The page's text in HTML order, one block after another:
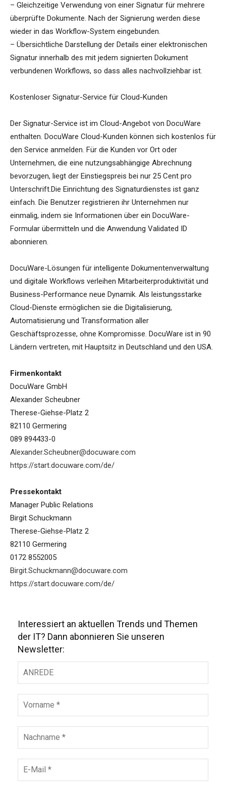
– Gleichzeitige Verwendung von einer Signatur für mehrere
überprüfte Dokumente. Nach der Signierung werden diese
wieder in das Workflow-System eingebunden.
– Übersichtliche Darstellung der Details einer elektronischen
Signatur innerhalb des mit jedem signierten Dokument
verbundenen Workflows, so dass alles nachvollziehbar ist.
Kostenloser Signatur-Service für Cloud-Kunden
Der Signatur-Service ist im Cloud-Angebot von DocuWare
enthalten. DocuWare Cloud-Kunden können sich kostenlos für
den Service anmelden. Für die Kunden vor Ort oder
Unternehmen, die eine nutzungsabhängige Abrechnung
bevorzugen, liegt der Einstiegspreis bei nur 25 Cent pro
Unterschrift.Die Einrichtung des Signaturdienstes ist ganz
einfach. Die Benutzer registrieren ihr Unternehmen nur
einmalig, indem sie Informationen über ein DocuWare-
Formular übermitteln und die Anwendung Validated ID
abonnieren.
DocuWare-Lösungen für intelligente Dokumentenverwaltung
und digitale Workflows verleihen Mitarbeiterproduktivität und
Business-Performance neue Dynamik. Als leistungsstarke
Cloud-Dienste ermöglichen sie die Digitalisierung,
Automatisierung und Transformation aller
Geschäftsprozesse, ohne Kompromisse. DocuWare ist in 90
Ländern vertreten, mit Hauptsitz in Deutschland und den USA.
Firmenkontakt
DocuWare GmbH
Alexander Scheubner
Therese-Giehse-Platz 2
82110 Germering
089 894433-0
Alexander.Scheubner@docuware.com
https://start.docuware.com/de/
Pressekontakt
Manager Public Relations
Birgit Schuckmann
Therese-Giehse-Platz 2
82110 Germering
0172 8552005
Birgit.Schuckmann@docuware.com
https://start.docuware.com/de/
Interessiert an aktuellen Trends und Themen
der IT? Dann abonnieren Sie unseren
Newsletter: